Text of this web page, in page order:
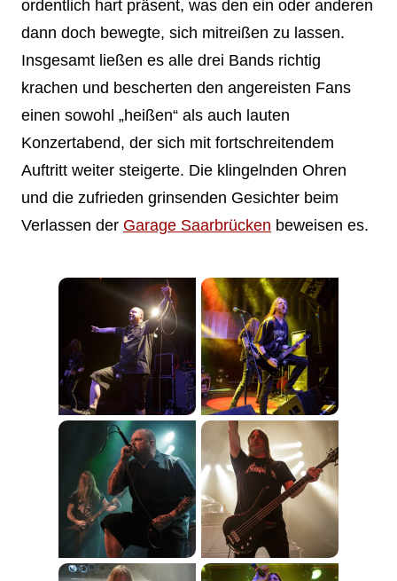
ordentlich hart präsent, was den ein oder anderen
dann doch bewegte, sich mitreißen zu lassen.
Insgesamt ließen es alle drei Bands richtig
krachen und bescherten den angereisten Fans
einen sowohl „heißen“ als auch lauten
Konzertabend, der sich mit fortschreitendem
Auftritt weiter steigerte. Die klingelnden Ohren
und die zufrieden grinsenden Gesichter beim
Verlassen der Garage Saarbrücken beweisen es.